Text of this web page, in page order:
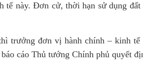
tế này. Đơn cử, thời hạn sử dụng
trưởng đơn vị hành chính – kinh tế
cáo Thủ tướng Chính phủ quyết